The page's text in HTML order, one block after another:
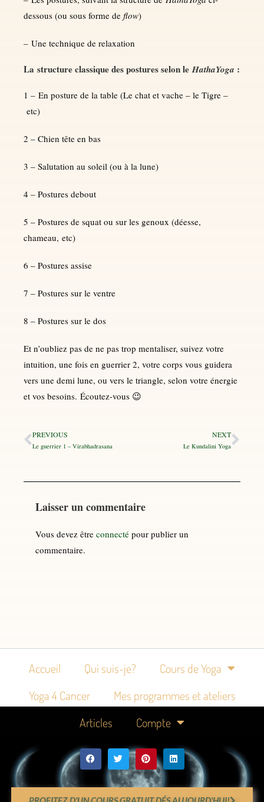
dessous (ou sous forme de flow)
– Une technique de relaxation
La structure classique des postures selon leHathaYoga :
1 – En posture de la table (Le chat et vache – le Tigre –
etc)
2 – Chien tête en bas
3 – Salutation au soleil (ou à la lune)
4 – Postures debout
5 – Postures de squat ou sur les genoux (déesse,
chameau, etc)
6 – Postures assise
7 – Postures sur le ventre
8 – Postures sur le dos
Et n’oubliez pas de ne pas trop mentaliser, suivez votre
intuition, une fois en guerrier 2, votre corps vous guidera
vers une demi lune, ou vers le triangle, selon votre énergie
et vos besoins. Écoutez-vous 😉
PREVIOUS
Le guerrier 1 – Virabhadrasana
NEXT
Le Kundalini Yoga
Laisser un commentaire
Vous devez être connecté pour publier un
commentaire.
Accueil Qui suis-je?
Cours de Yoga
Yoga 4 Cancer
Mes programmes et ateliers
Articles
Compte